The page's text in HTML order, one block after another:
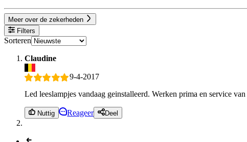
Meer over de zekerheden
Filters
Sorteren
Claudine
9-4-2017
Led leeslampjes vandaag geinstalleerd. Werken prima en service
Nuttig Reageer Deel